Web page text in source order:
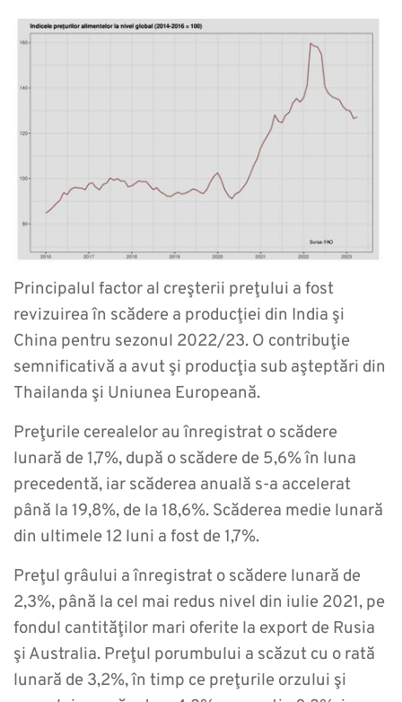
Principalul factor al creşterii preţului a fost
revizuirea în scădere a producţiei din India şi
China pentru sezonul 2022/23. O contribuţie
semnificativă a avut şi producţia sub aşteptări din
Thailanda şi Uniunea Europeană.
Preţurile cerealelor au înregistrat o scădere
lunară de 1,7%, după o scădere de 5,6% în luna
precedentă, iar scăderea anuală s-a accelerat
până la 19,8%, de la 18,6%. Scăderea medie lunară
din ultimele 12 luni a fost de 1,7%.
Preţul grâului a înregistrat o scădere lunară de
2,3%, până la cel mai redus nivel din iulie 2021, pe
fondul cantităţilor mari oferite la export de Rusia
şi Australia. Preţul porumbului a scăzut cu o rată
lunară de 3,2%, în timp ce preţurile orzului şi